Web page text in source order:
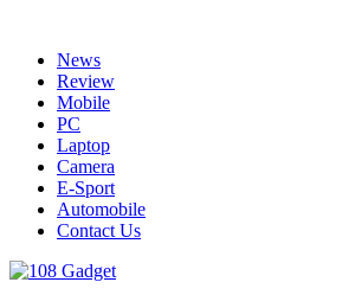
contentNews
Review
Mobile
PC
Laptop
Camera
E-Sport
Automobile
Contact Us